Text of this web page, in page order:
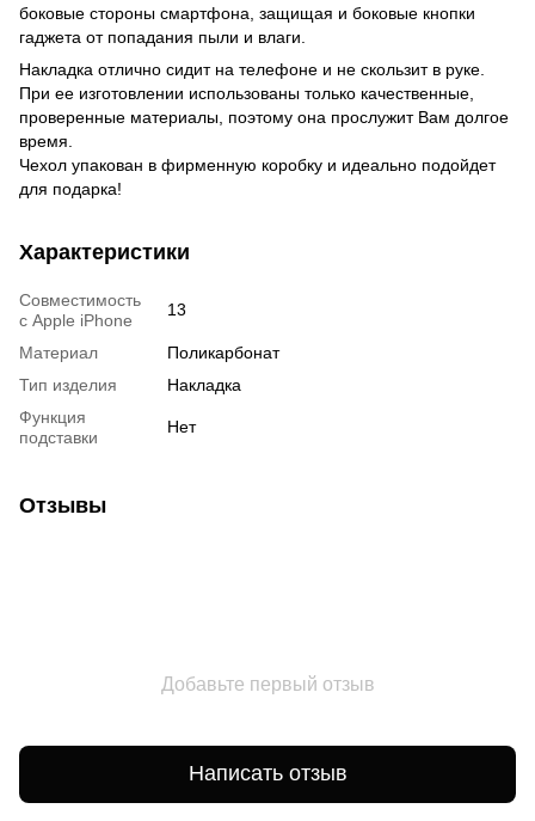
боковые стороны смартфона, защищая и боковые кнопки
гаджета от попадания пыли и влаги.
Накладка отлично сидит на телефоне и не скользит в руке.
При ее изготовлении использованы только качественные,
проверенные материалы, поэтому она прослужит Вам долгое
время.
Чехол упакован в фирменную коробку и идеально подойдет
для подарка!
Характеристики
Совместимость
с Apple iPhone
13
Материал
Поликарбонат
Тип изделия
Накладка
Функция
подставки
Нет
Отзывы
Добавьте первый отзыв
Написать отзыв